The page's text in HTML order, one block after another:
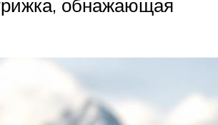
обнажающая